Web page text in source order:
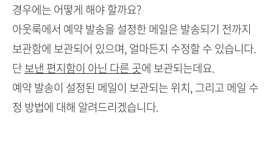
경우에는 어떻게 해야 할까요?
아웃룩에서 예약 발송을 설정한 메일은 발송되기 전까지
보관함에 보관되어 있으며, 얼마든지 수정할 수 있습니다.
단보낸 편지함이 아닌 다른 곳에 보관되는데요.
예약 발송이 설정된 메일이 보관되는 위치, 그리고 메일 수
정 방법에 대해 알려드리겠습니다.